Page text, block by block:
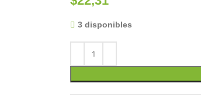
3 disponibles